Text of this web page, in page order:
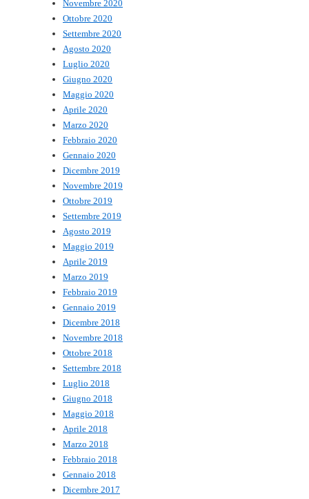
Novembre 2020
Ottobre 2020
Settembre 2020
Agosto 2020
Luglio 2020
Giugno 2020
Maggio 2020
Aprile 2020
Marzo 2020
Febbraio 2020
Gennaio 2020
Dicembre 2019
Novembre 2019
Ottobre 2019
Settembre 2019
Agosto 2019
Maggio 2019
Aprile 2019
Marzo 2019
Febbraio 2019
Gennaio 2019
Dicembre 2018
Novembre 2018
Ottobre 2018
Settembre 2018
Luglio 2018
Giugno 2018
Maggio 2018
Aprile 2018
Marzo 2018
Febbraio 2018
Gennaio 2018
Dicembre 2017